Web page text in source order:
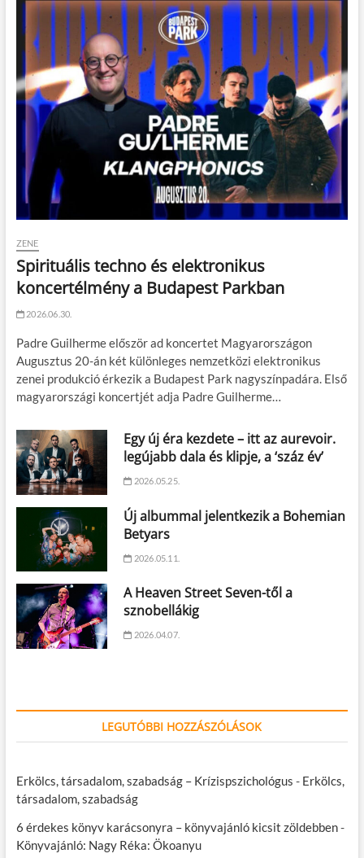
ZENE
Spirituális techno és elektronikus
koncertélmény a Budapest Parkban
2026.06.30.
Padre Guilherme először ad koncertet Magyarországon
Augusztus 20-án két különleges nemzetközi elektronikus
zenei produkció érkezik a Budapest Park nagyszínpadára. Első
magyarországi koncertjét adja Padre Guilherme…
Egy új éra kezdete – itt az aurevoir.
legújabb dala és klipje, a ‘száz év’
2026.05.25.
Új albummal jelentkezik a Bohemian
Betyars
2026.05.11.
A Heaven Street Seven-től a
sznobellákig
2026.04.07.
LEGUTÓBBI HOZZÁSZÓLÁSOK
Erkölcs, társadalom, szabadság – Krízispszichológus - Erkölcs,
társadalom, szabadság
6 érdekes könyv karácsonyra – könyvajánló kicsit zöldebben-
Könyvajánló: Nagy Réka: Ökoanyu